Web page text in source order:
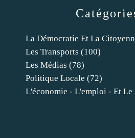
La Démocratie Et La
Les Transports (100)
Les Médias (78)
Politique Locale (72)
L'économie - L'emploi - Et Le